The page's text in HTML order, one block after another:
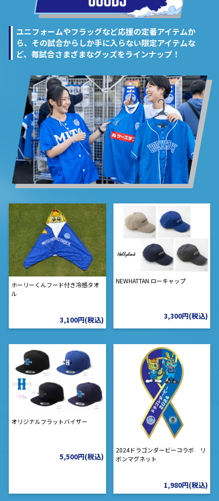
ユニフォームやフラッグなど応援の定番アイテムか
ら、その試合からしか手に入らない限定アイテムな
ど、毎試合さまざまなグッズをラインナップ！
ホーリーくんフード付き冷感タオ
ル
3,100円(税込)
NEWHATTAN ローキャップ
3,300円(税込)
オリジナルフラットバイザー
5,500円(税込)
2024ドラゴンダービーコラボ リ
ボンマグネット
1,980円(税込)